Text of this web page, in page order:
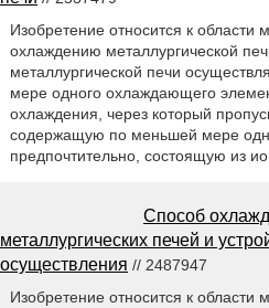
Изобретение относится к области
охлаждению металлургической
металлургической печи
мере одного охлаждающего
охлаждения, через который
содержащую по меньшей мере
предпочтительно, состоящую из
Способ
металлургических печей и
осуществления // 2487947
Изобретение относится к области